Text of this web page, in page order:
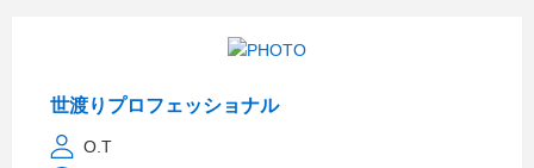
世渡りプロフェッショナル
O.T